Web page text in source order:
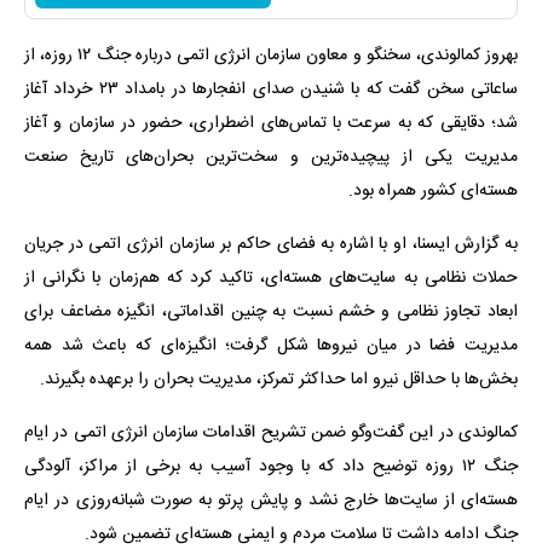
بهروز کمالوندی، سخنگو و معاون سازمان انرژی اتمی درباره جنگ ۱۲ روزه، از
ساعاتی سخن گفت که با شنیدن صدای انفجارها در بامداد ۲۳ خرداد آغاز
شد؛ دقایقی که به سرعت با تماس‌های اضطراری، حضور در سازمان و آغاز
مدیریت یکی از پیچیده‌ترین و سخت‌ترین بحران‌های تاریخ صنعت
هسته‌ای کشور همراه بود.
به گزارش ایسنا، او با اشاره به فضای حاکم بر سازمان انرژی اتمی در جریان
حملات نظامی به سایت‌های هسته‌ای، تاکید کرد که هم‌زمان با نگرانی از
ابعاد تجاوز نظامی و خشم نسبت به چنین اقداماتی، انگیزه مضاعف برای
مدیریت فضا در میان نیروها شکل گرفت؛ انگیزه‌ای که باعث شد همه
بخش‌ها با حداقل نیرو اما حداکثر تمرکز، مدیریت بحران را برعهده بگیرند.
کمالوندی در این گفت‌وگو ضمن تشریح اقدامات سازمان انرژی اتمی در ایام
جنگ ۱۲ روزه توضیح داد که با وجود آسیب به برخی از مراکز، آلودگی
هسته‌ای از سایت‌ها خارج نشد و پایش پرتو به صورت شبانه‌روزی در ایام
جنگ ادامه داشت تا سلامت مردم و ایمنی هسته‌ای تضمین شود.